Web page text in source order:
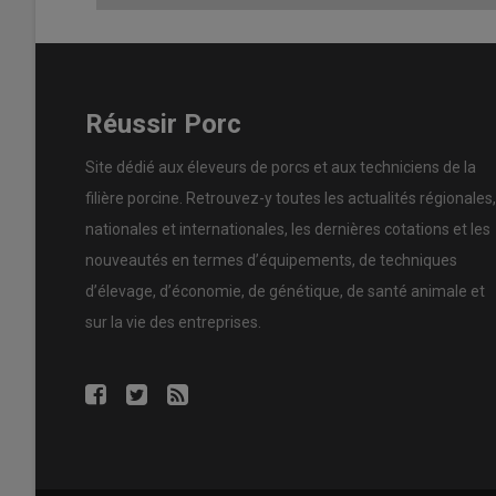
Lire aussi :
Outils complémentaires pour aller
Après cette première étape, une analyse approfondie
de mortalité en lien avec les pratiques d’élevage. Ceci
observations, voire des mesures spécifiques
utilisées par les techniciens ou proposées par l’Ifip
d’action concrètes. Ils sont complémentaires de
Réussir Porc
Site dédié aux éleveurs de porcs et aux techniciens de la
filière porcine. Retrouvez-y toutes les actualités régionales,
nationales et internationales, les dernières cotations et les
nouveautés en termes d’équipements, de techniques
d’élevage, d’économie, de génétique, de santé animale et
sur la vie des entreprises.